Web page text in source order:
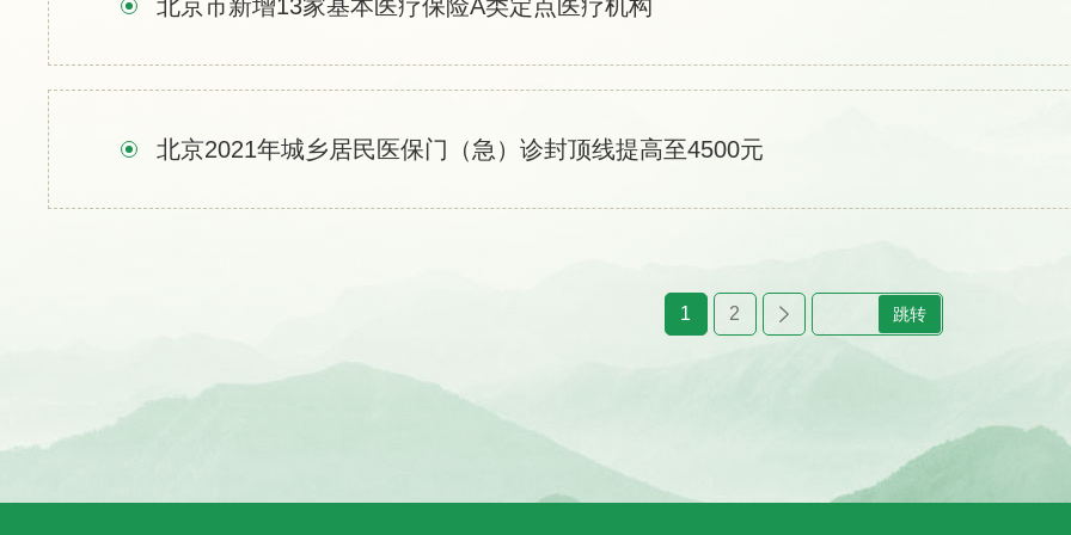
北京市新增13家基本医疗保险A类定点医疗机构
北京2021年城乡居民医保门（急）诊封顶线提高至4500元
1 2 跳转